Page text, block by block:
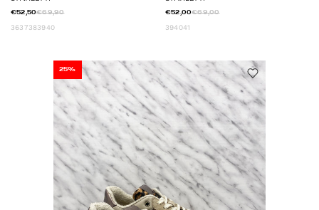
€52,50€69,90
3637383940
€52,00€69,00
394041
25%